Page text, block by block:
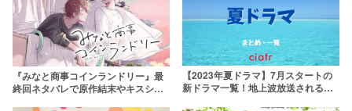
『みなと商事コインランドリー』最
終回ネタバレで原作結末やキスシー
【2023年夏ドラマ】7月スタートの
新ドラマ一覧！地上波放送される注